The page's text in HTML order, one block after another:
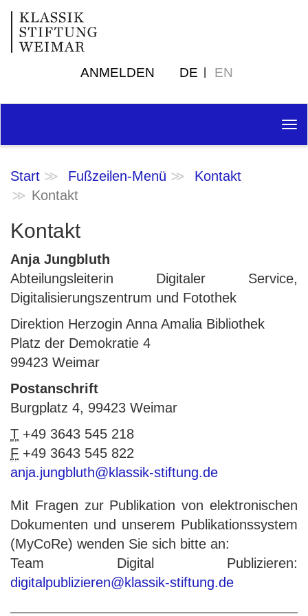
ANMELDEN DE EN
Start Fußzeilen-Menü
Kontakt
Kontakt
Kontakt
Anja Jungbluth
Abteilungsleiterin Digitaler Service,
Digitalisierungszentrum und Fotothek
Direktion Herzogin Anna Amalia Bibliothek
Platz der Demokratie 4
99423 Weimar
Postanschrift
Burgplatz 4, 99423 Weimar
T +49 3643 545 218
F +49 3643 545 822
anja.jungbluth@klassik-stiftung.de
Mit Fragen zur Publikation von elektronischen
Dokumenten und unserem Publikationssystem
(MyCoRe) wenden Sie sich bitte an:
Team Digital Publizieren:
digitalpublizieren@klassik-stiftung.de